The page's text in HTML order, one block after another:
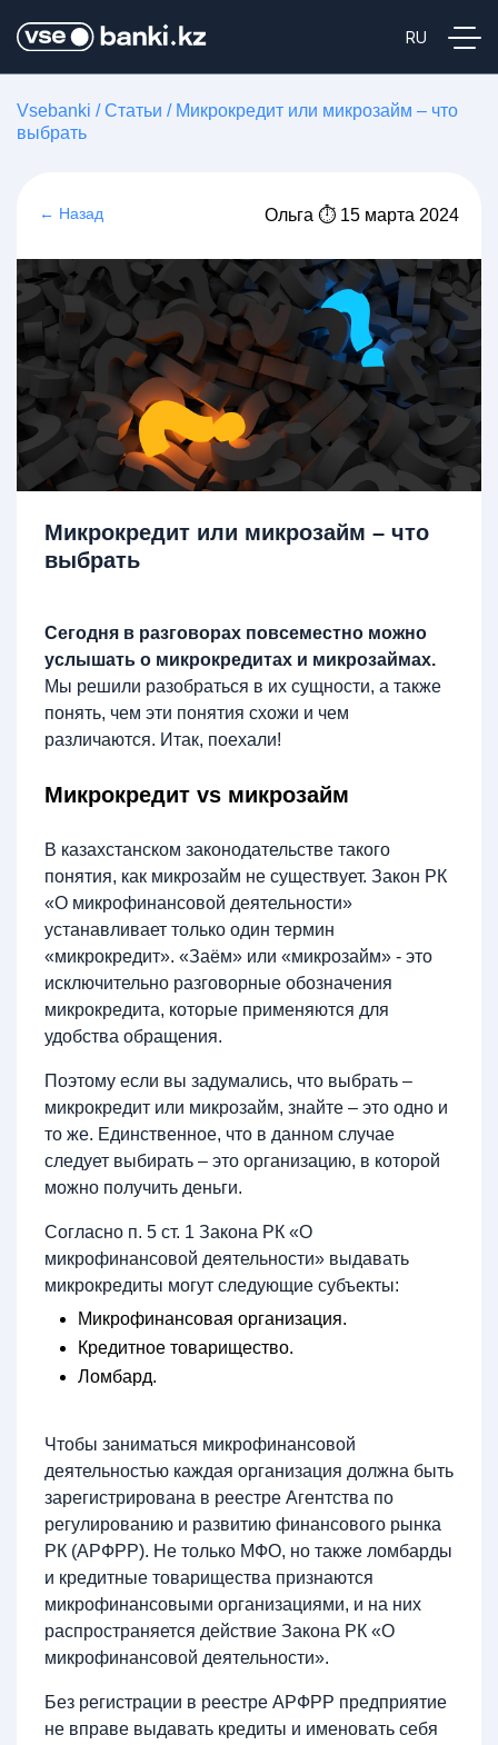
Vsebanki /Статьи / Микрокредит или микрозайм – что
выбрать
← Назад Ольга ⏱ 15 марта 2024
Микрокредит или микрозайм – что
выбрать
Сегодня в разговорах повсеместно можно
услышать о микрокредитах и микрозаймах.
Мы решили разобраться в их сущности, а также
понять, чем эти понятия схожи и чем
различаются. Итак, поехали!
Микрокредит vs микрозайм
В казахстанском законодательстве такого
понятия, как микрозайм не существует. Закон РК
«О микрофинансовой деятельности»
устанавливает только один термин
«микрокредит». «Заём» или «микрозайм» - это
исключительно разговорные обозначения
микрокредита, которые применяются для
удобства обращения.
Поэтому если вы задумались, что выбрать –
микрокредит или микрозайм, знайте – это одно и
то же. Единственное, что в данном случае
следует выбирать – это организацию, в которой
можно получить деньги.
Согласно п. 5 ст. 1 Закона РК «О
микрофинансовой деятельности» выдавать
микрокредиты могут следующие субъекты:
Микрофинансовая организация.
Кредитное товарищество.
Ломбард.
Чтобы заниматься микрофинансовой
деятельностью каждая организация должна быть
зарегистрирована в реестре Агентства по
регулированию и развитию финансового рынка
РК (АРФРР). Не только МФО, но также ломбарды
и кредитные товарищества признаются
микрофинансовыми организациями, и на них
распространяется действие Закона РК «О
микрофинансовой деятельности».
Без регистрации в реестре АРФРР предприятие
не вправе выдавать кредиты и именовать себя